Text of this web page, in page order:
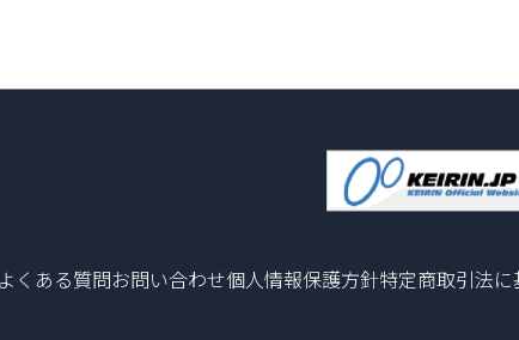
よくある質問お問い合わせ個人情報保護方針特定商取引法